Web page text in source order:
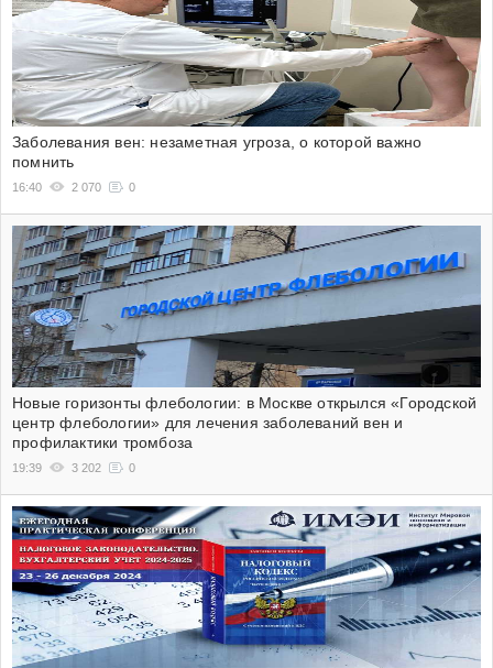
Заболевания вен: незаметная угроза, о которой важно
помнить
16:40 2 070 0
Новые горизонты флебологии: в Москве открылся «Городской
центр флебологии» для лечения заболеваний вен и
профилактики тромбоза
19:39 3 202 0